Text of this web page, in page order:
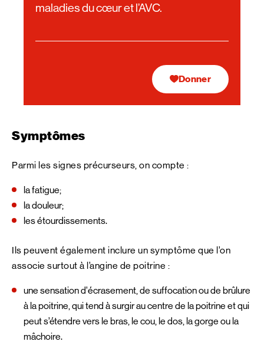
maladies du cœur et l’AVC.
Donner
Symptômes
Parmi les signes précurseurs, on compte :
la fatigue;
la douleur;
les étourdissements.
Ils peuvent également inclure un symptôme que l’on
associe surtout à l’angine de poitrine :
une sensation d’écrasement, de suffocation ou de brûlure
à la poitrine, qui tend à surgir au centre de la poitrine et qui
peut s’étendre vers le bras, le cou, le dos, la gorge ou la
mâchoire.